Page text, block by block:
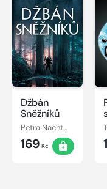
Džbán
Sněžníků
Petra Nachtmanová
169 Kč 1